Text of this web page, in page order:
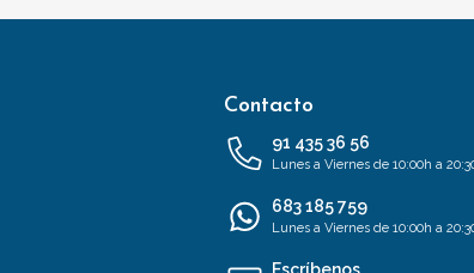
Contacto
91 435 36 56
Lunes a Viernes de 10:00h a
683 185 759
Lunes a Viernes de 10:00h a